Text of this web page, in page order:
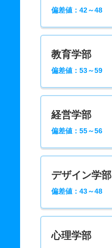
偏差値：42～48
教育学部
偏差値：53～59
経営学部
偏差値：55～56
デザイン学部
偏差値：43～48
心理学部